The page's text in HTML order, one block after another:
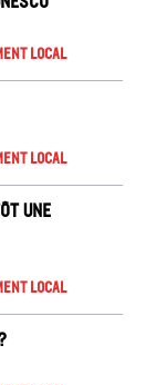
local
local
une
local